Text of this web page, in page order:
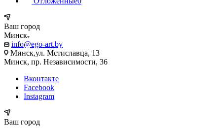
Ваш город
Минск
info@ego-art.by
Минск,ул. Мстиславца, 13
Минск, пр. Независимости, 36
Вконтакте
Facebook
Instagram
Ваш город